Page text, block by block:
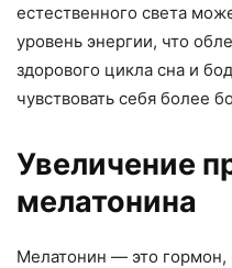
естественного света
уровень энергии, что
здорового цикла сна и
чувствовать себя более
Увеличение
мелатонина
Мелатонин — это гормон,